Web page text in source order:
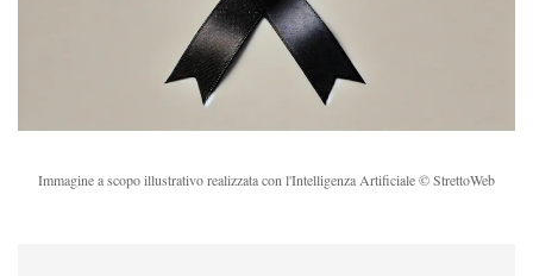
Immagine a scopo illustrativo realizzata con l'Intelligenza Artificiale © StrettoWeb